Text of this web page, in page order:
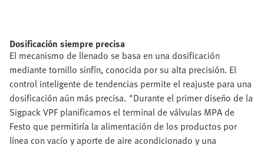
Dosificación siempre precisa
El mecanismo de llenado se basa en una dosificación
mediante tornillo sinfín, conocida por su alta precisión. El
control inteligente de tendencias permite el reajuste para una
dosificación aún más precisa. "Durante el primer diseño de la
Sigpack VPF planificamos el terminal de válvulas MPA de
Festo que permitiría la alimentación de los productos por
línea con vacío y aporte de aire acondicionado y una